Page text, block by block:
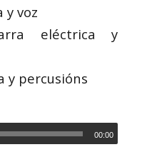
y voz
eléctrica y
y percusións
00:00